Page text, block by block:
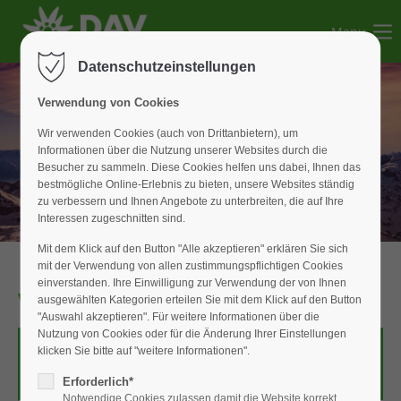
Der Eintrag "offcanvas-col2" existiert leider nicht.
Der Eintrag "offcanvas-col3" existiert leider nicht.
Der Eintrag "offcanvas-col4" existiert leider nicht.
Menu
Versicherung
Datenschutzeinstellungen
Verwendung von Cookies
Wir verwenden Cookies (auch von Drittanbietern), um
Informationen über die Nutzung unserer Websites durch die
Besucher zu sammeln. Diese Cookies helfen uns dabei, Ihnen das
bestmögliche Online-Erlebnis zu bieten, unsere Websites ständig
zu verbessern und Ihnen Angebote zu unterbreiten, die auf Ihre
Interessen zugeschnitten sind.
Mit dem Klick auf den Button "Alle akzeptieren" erklären Sie sich
mit der Verwendung von allen zustimmungspflichtigen Cookies
einverstanden. Ihre Einwilligung zur Verwendung der von Ihnen
ausgewählten Kategorien erteilen Sie mit dem Klick auf den Button
"Auswahl akzeptieren". Für weitere Informationen über die
Nutzung von Cookies oder für die Änderung Ihrer Einstellungen
klicken Sie bitte auf "weitere Informationen".
Erforderlich*
Notwendige Cookies zulassen damit die Website korrekt